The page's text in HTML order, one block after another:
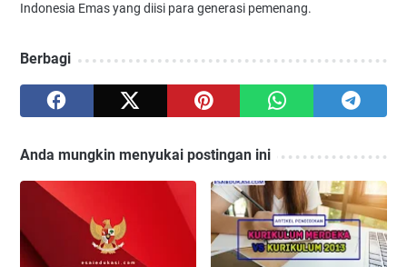
Indonesia Emas yang diisi para generasi pemenang.
Berbagi
Anda mungkin menyukai postingan ini